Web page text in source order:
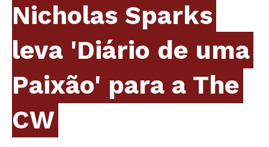
Nicholas Sparks
leva 'Diário de uma
Paixão' para a The
CW